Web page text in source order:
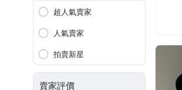
超人氣賣家
人氣賣家
拍賣新星
賣家評價